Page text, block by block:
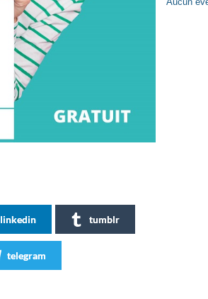
linkedin tumblr
telegram